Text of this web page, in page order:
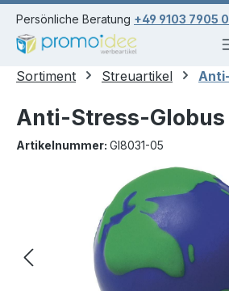
springen
Persönliche Beratung +49 9103 7905
Sortiment Streuartikel
Anti-Stress-Globus
Artikelnummer: GI8031-05
Bildergalerie überspringen